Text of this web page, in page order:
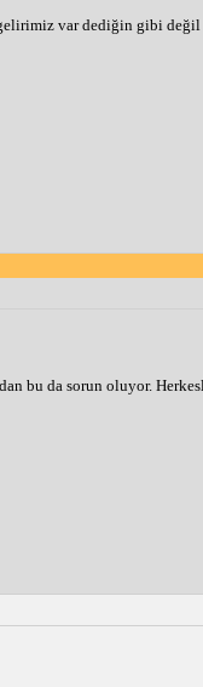
var dediğin gibi değil
bu da sorun oluyor.